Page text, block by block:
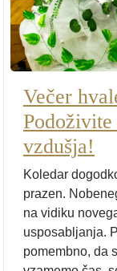
Večer
vzdušja!
Koledar
prazen.
na vidiku
usposabljanja.
pomembno, da